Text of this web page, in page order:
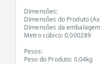
Dimensões:
Dimensões do Produto
Dimensões da
Metro cúbico: 0,000289
Pesos:
Peso do Produto: 0,04kg